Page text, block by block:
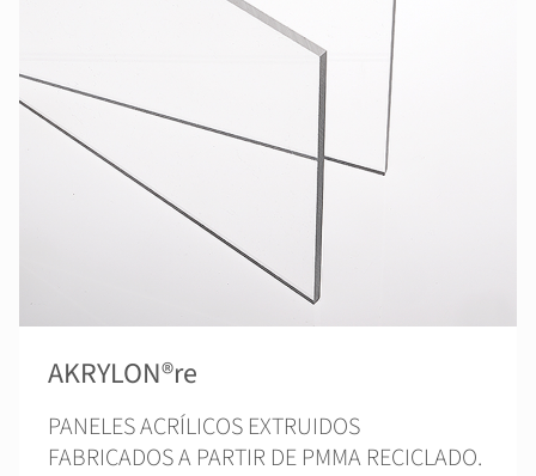
AKRYLON®re
PANELES ACRÍLICOS EXTRUIDOS
FABRICADOS A PARTIR DE PMMA RECICLADO.